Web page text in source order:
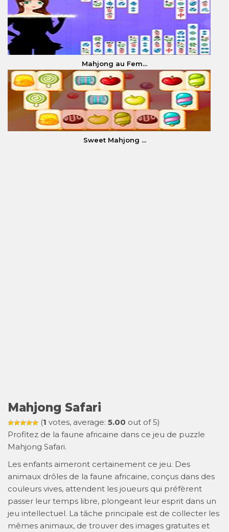
Mahjong au Fem...
Sweet Mahjong ...
Mahjong Safari
(1 votes, average: 5.00 out of 5)
Profitez de la faune africaine dans ce jeu de puzzle
Mahjong Safari.
Les enfants aimeront certainement ce jeu. Des
animaux drôles de la faune africaine, conçus dans des
couleurs vives, attendent les joueurs qui préfèrent
passer leur temps libre, plongeant leur esprit dans un
jeu intellectuel. La tâche principale est de collecter les
mêmes animaux, de trouver des images gratuites et